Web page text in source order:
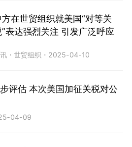
方在世贸组织就美国“对等关
”表达强烈关注 引发广泛呼应
・世贸组织 ・ 2025-04-10
评估 本次美国加征关税对公
04-09